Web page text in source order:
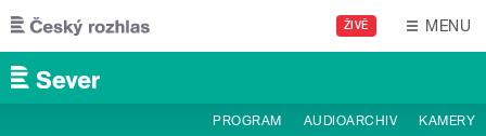
Přejít k hlavnímu obsahu
ŽIVĚ MENU
PROGRAM AUDIOARCHIV KAMERY